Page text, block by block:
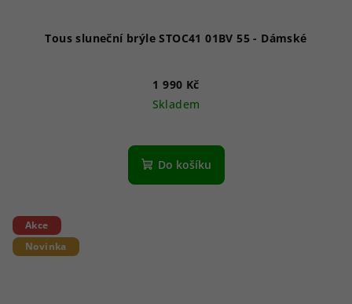
Tous sluneční brýle STOC41 01BV 55 - Dámské
1 990 Kč
Skladem
Do košíku
Akce
Novinka